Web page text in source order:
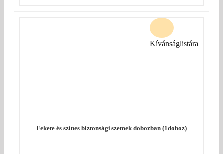
Fekete és színes biztonsági szemek dobozban (1doboz)
Kívánságlistára